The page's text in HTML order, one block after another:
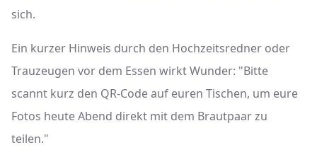
sich.
Ein kurzer Hinweis durch den Hochzeitsredner oder
Trauzeugen vor dem Essen wirkt Wunder: "Bitte
scannt kurz den QR-Code auf euren Tischen, um eure
Fotos heute Abend direkt mit dem Brautpaar zu
teilen."